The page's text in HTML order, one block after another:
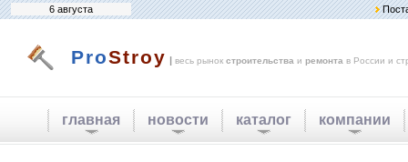
6 августа
ProStroy | весь рынок строительства и ремонта в России и
главная новости каталог компании